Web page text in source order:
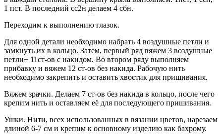
1 пст. В последний сс2н делаем 4 сбн.
Переходим к выполнению глазок.
Для одной детали необходимо набрать 4 воздушные петли и
замкнуть их в кольцо. Затем, первый ряд вяжем 3 воздушные
петли+ 11ст-ов с накидом. Во втором ряду выполняем
прибавку и вяжем 12 ст-ов без накида. Рабочую нить
необходимо закрепить и оставить хвостик для пришивания.
Вяжем зрачки. Делаем 7 ст-ов без накида в кольцо, после чего
крепим нить и оставляем её для последующего пришивания.
Ушки. Нити, всех использованных в вязании цветов, нарезаем
длиной 6-7 см и крепим к основному изделию как бахрому.